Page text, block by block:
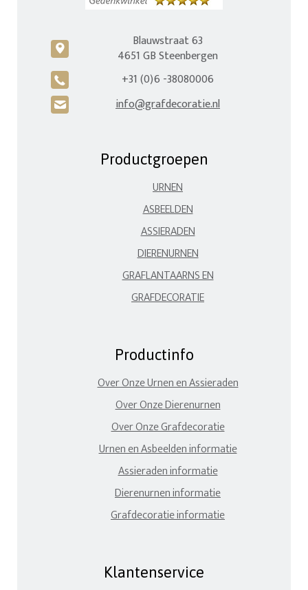
c
Blauwstraat 63
4651 GB Steenbergen
A +31 (0)6 -38080006
H info@grafdecoratie.nl
Productgroepen
URNEN
ASBEELDEN
ASSIERADEN
DIERENURNEN
GRAFLANTAARNS EN
GRAFDECORATIE
Productinfo
Over Onze Urnen en Assieraden
Over Onze Dierenurnen
Over Onze Grafdecoratie
Urnen en Asbeelden informatie
Assieraden informatie
Dierenurnen informatie
Grafdecoratie informatie
Klantenservice